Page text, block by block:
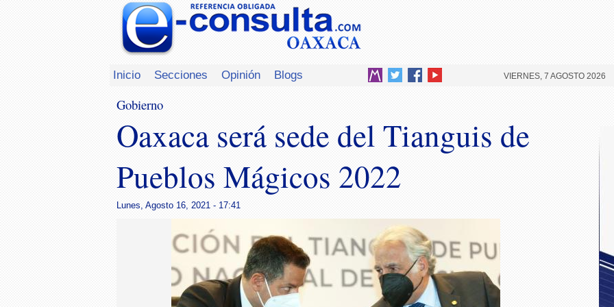
Inicio Secciones Opinión Blogs VIERNES, 7 AGOSTO 2026
Gobierno
Oaxaca será sede del Tianguis de
Pueblos Mágicos 2022
Lunes, Agosto 16, 2021 - 17:41